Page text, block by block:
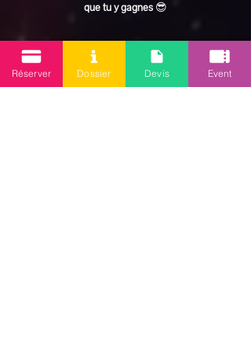
que tu y gagnes 😎
En lire plus >
Réserver Dossier Devis Event